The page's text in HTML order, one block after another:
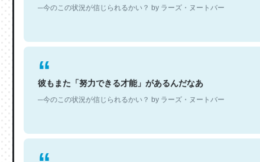
彼もまた「努力できる才能」があるんだなあ
─今のこの状況が信じられるかい？ by ラーズ・ヌートバー